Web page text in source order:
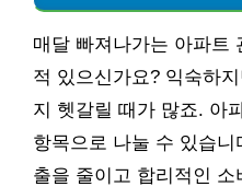
매달 빠져나가는 아파트
적 있으신가요? 익숙하
지 헷갈릴 때가 많죠. 아
항목으로 나눌 수 있습
출을 줄이고 합리적인